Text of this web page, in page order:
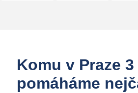
Komu v Praze 3
pomáháme